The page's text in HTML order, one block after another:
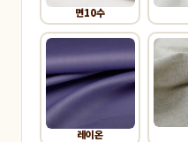
면10수
레이온